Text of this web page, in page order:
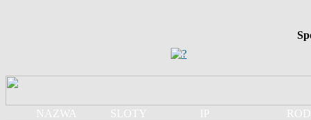
NAZWA SLOTY IP